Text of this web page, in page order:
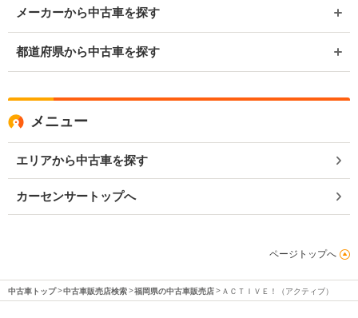
メーカーから中古車を探す
都道府県から中古車を探す
メニュー
エリアから中古車を探す
カーセンサートップへ
ページトップへ
中古車トップ 中古車販売店検索 福岡県の中古車販売店 ＡＣＴＩＶＥ！（アクティブ）